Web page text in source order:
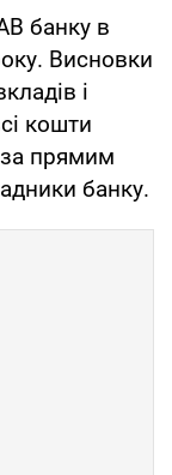
банку в
Висновки
і
кошти
за прямим
банку.